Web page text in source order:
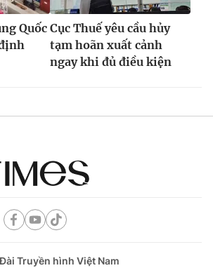
Quốc Cục Thuế yêu cầu hủy
tạm hoãn xuất cảnh
ngay khi đủ điều kiện
Đài Truyền hình Việt Nam